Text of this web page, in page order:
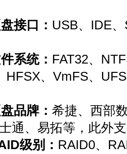
接口： USB、IDE
系统： FAT32、
HFSX、VmFS、
品牌： 希捷、西部
通、易拓等，此外
级别： RAID0、